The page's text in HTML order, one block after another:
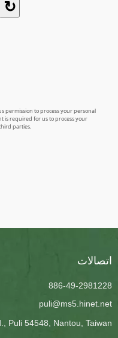
اتصالات
886-49-2981228
puli@ms5.hinet.net
Puli 54548, Nantou, Taiwan